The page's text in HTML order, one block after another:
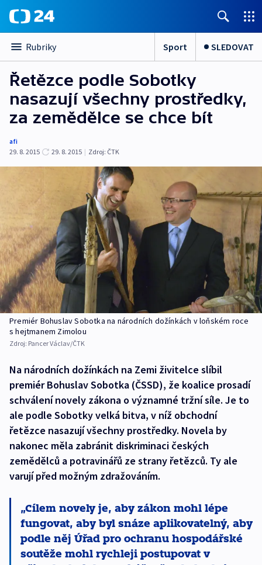
Rubriky Sport SLEDOVAT
Řetězce podle Sobotky
nasazují všechny prostředky,
za zemědělce se chce bít
afi
29. 8. 2015
29. 8. 2015 | Zdroj: ČTK
Premiér Bohuslav Sobotka na národních dožínkách v loňském roce
s hejtmanem Zimolou
Zdroj: Pancer Václav/ČTK
Na národních dožínkách na Zemi živitelce slíbil
premiér Bohuslav Sobotka (ČSSD), že koalice prosadí
schválení novely zákona o významné tržní síle. Je to
ale podle Sobotky velká bitva, v níž obchodní
řetězce nasazují všechny prostředky. Novela by
nakonec měla zabránit diskriminaci českých
zemědělců a potravinářů ze strany řetězců. Ty ale
varují před možným zdražováním.
Cílem novely je, aby zákon mohl lépe
fungovat, aby byl snáze aplikovatelný, aby
podle něj Úřad pro ochranu hospodářské
soutěže mohl rychleji postupovat v